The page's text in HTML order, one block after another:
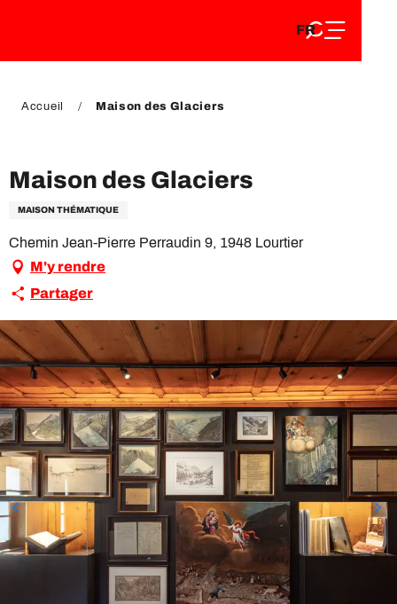
DE
FR
EN
Accueil Maison des Glaciers
Maison des Glaciers
MAISON THÉMATIQUE
Chemin Jean-Pierre Perraudin 9, 1948 Lourtier
M'y rendre
Partager